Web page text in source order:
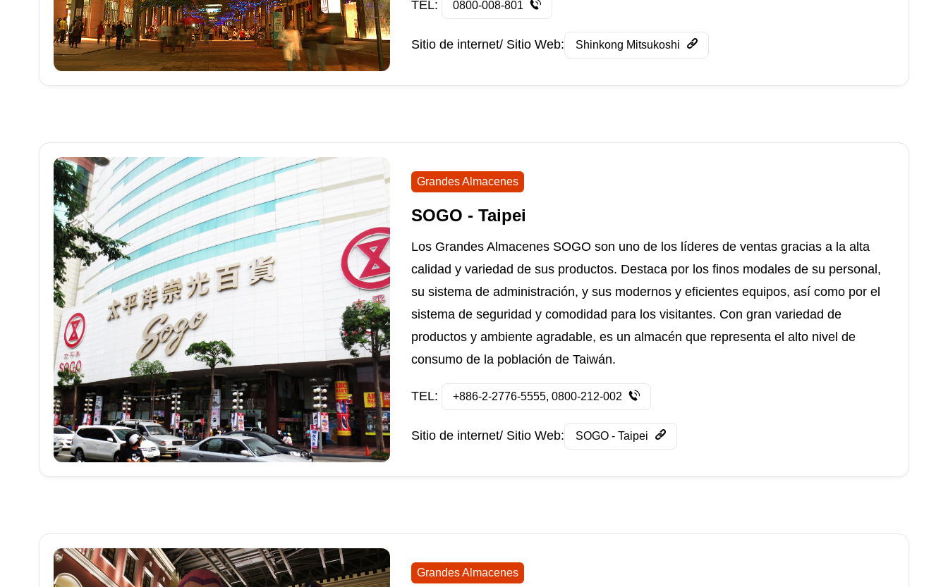
TEL: 0800-008-801
Sitio de internet/ Sitio Web: Shinkong Mitsukoshi
Grandes Almacenes
SOGO - Taipei
Los Grandes Almacenes SOGO son uno de los líderes de ventas gracias a la alta
calidad y variedad de sus productos. Destaca por los finos modales de su personal,
su sistema de administración, y sus modernos y eficientes equipos, así como por el
sistema de seguridad y comodidad para los visitantes. Con gran variedad de
productos y ambiente agradable, es un almacén que representa el alto nivel de
consumo de la población de Taiwán.
TEL: +886-2-2776-5555, 0800-212-002
Sitio de internet/ Sitio Web: SOGO - Taipei
Grandes Almacenes